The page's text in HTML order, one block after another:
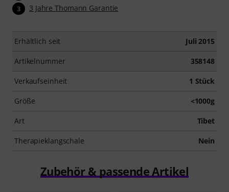
3 3 Jahre Thomann Garantie
Erhältlich seit Juli 2015
Artikelnummer 358148
Verkaufseinheit 1 Stück
Größe <1000g
Art Tibet
Therapieklangschale Nein
Zubehör & passende Artikel